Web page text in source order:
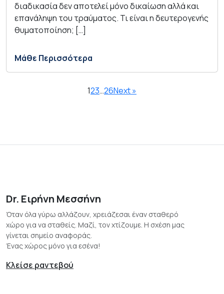
διαδικασία δεν αποτελεί μόνο δικαίωση αλλά και
επανάληψη του τραύματος. Τι είναι η δευτερογενής
θυματοποίηση; […]
Μάθε Περισσότερα
123…26Next »
Dr. Ειρήνη Μεσσήνη
Όταν όλα γύρω αλλάζουν, χρειάζεσαι έναν σταθερό
χώρο για να σταθείς. Μαζί, τον χτίζουμε. Η σχέση μας
γίνεται σημείο αναφοράς.
Ένας χώρος μόνο για εσένα!
Κλείσε ραντεβού